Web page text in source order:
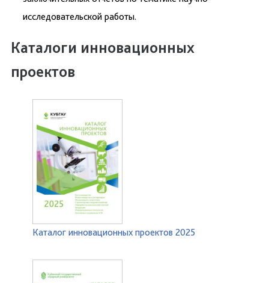
исследовательской работы.
Каталоги инновационных
проектов
Каталог инновационных проектов 2025